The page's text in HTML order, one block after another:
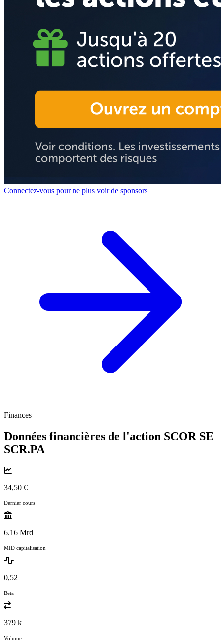
Connectez-vous pour ne plus voir de sponsors
Finances
Données financières de l'action SCOR SE
SCR.PA
34,50 €
Dernier cours
6.16 Mrd
MID capitalisation
0,52
Beta
379 k
Volume